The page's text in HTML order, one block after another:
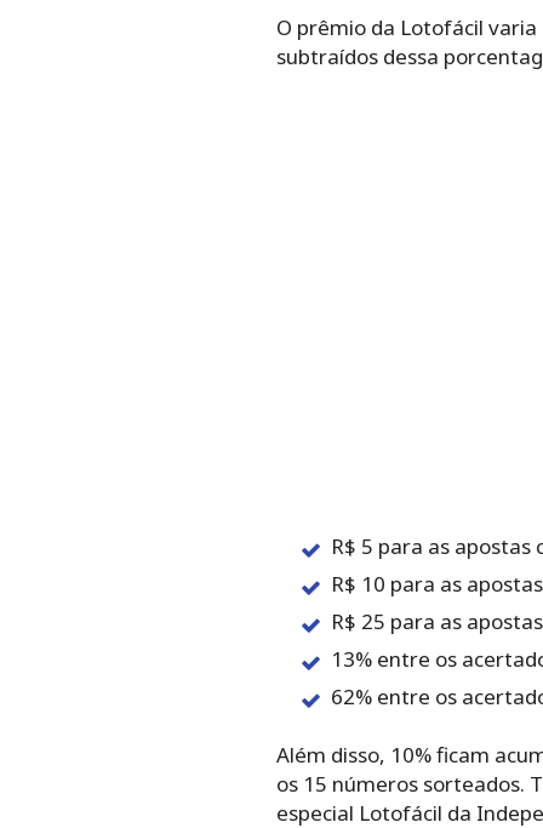
O‌ ‌prêmio‌ ‌da Lotofácil
‌subtraídos‌ ‌dessa‌
R$‌ ‌5 para‌ ‌as‌
R$‌ ‌10 para‌ ‌as‌
R$‌ ‌25 para‌ ‌as‌
13%‌ entre‌ ‌os‌
62% entre‌ ‌os‌
Além‌ ‌disso,‌ ‌10%‌ ‌ficam‌
‌os‌ ‌15‌ ‌números‌ ‌sorteados.‌
‌especial‌ ‌Lotofácil‌ ‌da‌